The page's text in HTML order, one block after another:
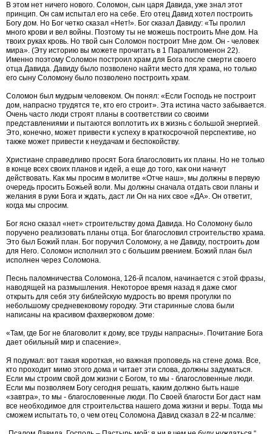
В этом нет ничего нового. Соломон, сын царя Давида, уже знал этот
принцип. Он сам испытал его на себе. Его отец Давид хотел построить
Богу дом. Но Бог четко сказал «Нет!». Бог сказал Давиду: «Ты пролил
много крови и вел войны. Поэтому ты не можешь построить Мне дом. На
твоих руках кровь. Но твой сын Соломон построит Мне дом. Он - человек
мира». (Эту историю вы можете прочитать в 1 Паралипоменон 22).
Именно поэтому Соломон построил храм для Бога после смерти своего
отца Давида. Давиду было позволено найти место для храма, но только
его сыну Соломону было позволено построить храм.
Соломон был мудрым человеком. Он понял: «Если Господь не построит
дом, напрасно трудятся те, кто его строит». Эта истина часто забывается.
Очень часто люди строят планы в соответствии со своими
представлениями и пытаются воплотить их в жизнь с большой энергией.
Это, конечно, может привести к успеху в краткосрочной перспективе, но
также может привести к неудачам и беспокойству.
Христиане справедливо просят Бога благословить их планы. Но не только
в конце всех своих планов и идей, а еще до того, как они начнут
действовать. Как мы просим в молитве «Отче наш», мы должны в первую
очередь просить Божьей воли. Мы должны сначала отдать свои планы и
желания в руки Бога и ждать, даст ли Он на них свое «ДА». Он ответит,
когда мы спросим.
Бог ясно сказал «нет» строительству дома Давида. Но Соломону было
поручено реализовать планы отца. Бог благословил строительство храма.
Это был Божий план. Бог поручил Соломону, а не Давиду, построить дом
для Него. Соломон исполнил это с большим рвением. Божий план был
исполнен через Соломона.
Песнь паломничества Соломона, 126-й псалом, начинается с этой фразы,
наводящей на размышления. Некоторое время назад я даже смог
открыть для себя эту библейскую мудрость во время прогулки по
небольшому средневековому городку. Эти старинные слова были
написаны на красивом фахверковом доме:
«Там, где Бог не благоволит к дому, все труды напрасны». Почитание Бога
дает обильный мир и спасение».
Я подумал: вот такая короткая, но важная проповедь на стене дома. Все,
кто проходит мимо этого дома и читает эти слова, должны задуматься.
Если мы строим свой дом жизни с Богом, то мы - благословенные люди.
Если мы позволяем Богу сегодня решать, каким должно быть наше
«завтра», то мы - благословенные люди. По Своей благости Бог даст нам
все необходимое для строительства нашего дома жизни и веры. Тогда мы
сможем испытать то, о чем отец Соломона Давид сказал в 22-м псалме: